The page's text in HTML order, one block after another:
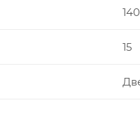
140
15